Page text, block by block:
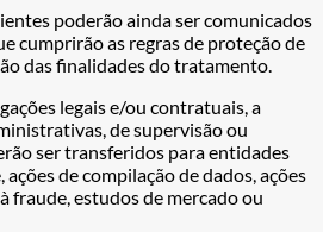
poderão ainda ser comunicados
cumprirão as regras de proteção de
das finalidades do tratamento.
legais e/ou contratuais, a
de supervisão ou
ser transferidos para entidades
de compilação de dados, ações
fraude, estudos de mercado ou